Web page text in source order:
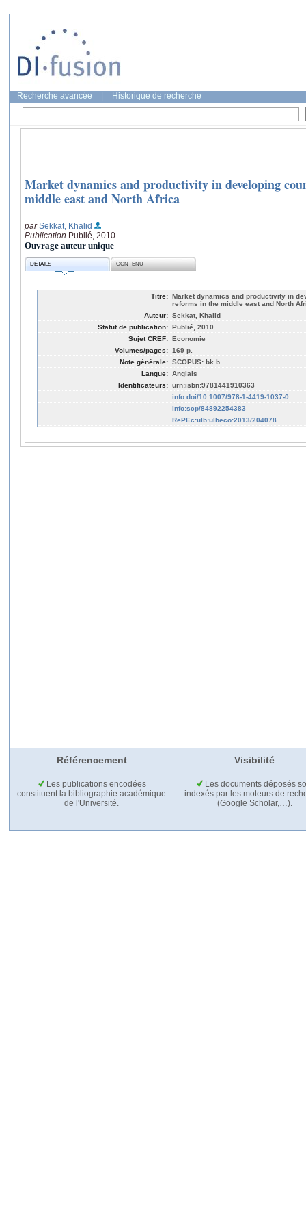
Recherche avancée Historique de recherche
Market dynamics and productivity in developing
middle east and North Africa
parSekkat, Khalid
Publication Publié, 2010
Ouvrage auteur unique
DÉTAILS CONTENU
Titre: Market dynamics and productivity in
reforms in the middle east and North
Auteur: Sekkat, Khalid
Statut de publication: Publié, 2010
Sujet CREF: Economie
Volumes/pages: 169 p.
Note générale: SCOPUS: bk.b
Langue: Anglais
Identificateurs: urn:isbn:9781441910363
info:doi/10.1007/978-1-4419-1037-0
info:scp/84892254383
RePEc:ulb:ulbeco:2013/204078
Référencement Visibilité
Les publications encodées
constituent la bibliographie académique
de l'Université.
Les documents déposés
indexés par les moteurs de
(Google Scholar,…).